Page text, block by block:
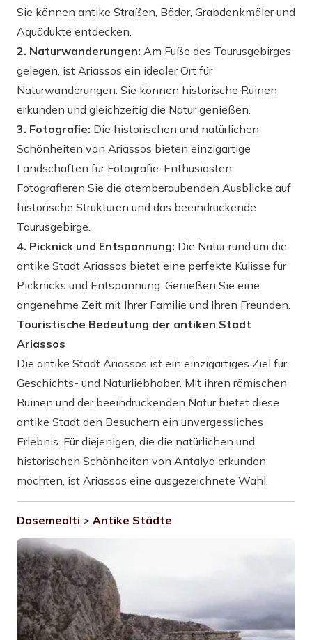
Sie können antike Straßen, Bäder, Grabdenkmäler und
Aquädukte entdecken.
2. Naturwanderungen: Am Fuße des Taurusgebirges
gelegen, ist Ariassos ein idealer Ort für
Naturwanderungen. Sie können historische Ruinen
erkunden und gleichzeitig die Natur genießen.
3. Fotografie: Die historischen und natürlichen
Schönheiten von Ariassos bieten einzigartige
Landschaften für Fotografie-Enthusiasten.
Fotografieren Sie die atemberaubenden Ausblicke auf
historische Strukturen und das beeindruckende
Taurusgebirge.
4. Picknick und Entspannung: Die Natur rund um die
antike Stadt Ariassos bietet eine perfekte Kulisse für
Picknicks und Entspannung. Genießen Sie eine
angenehme Zeit mit Ihrer Familie und Ihren Freunden.
Touristische Bedeutung der antiken Stadt
Ariassos
Die antike Stadt Ariassos ist ein einzigartiges Ziel für
Geschichts- und Naturliebhaber. Mit ihren römischen
Ruinen und der beeindruckenden Natur bietet diese
antike Stadt den Besuchern ein unvergessliches
Erlebnis. Für diejenigen, die die natürlichen und
historischen Schönheiten von Antalya erkunden
möchten, ist Ariassos eine ausgezeichnete Wahl.
Dosemealti > Antike Städte